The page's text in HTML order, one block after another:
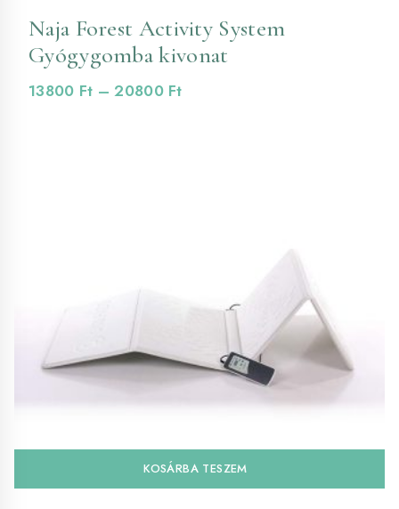
Naja Forest Activity System
Gyógygomba kivonat
13800 Ft – 20800 FtÁrtartomány:
KOSÁRBA TESZEM